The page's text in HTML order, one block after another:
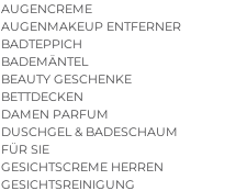
AUGENCREME
AUGENMAKEUP ENTFERNER
BADTEPPICH
BADEMÄNTEL
BEAUTY GESCHENKE
BETTDECKEN
DAMEN PARFUM
DUSCHGEL & BADESCHAUM
FÜR SIE
GESICHTSCREME HERREN
GESICHTSREINIGUNG